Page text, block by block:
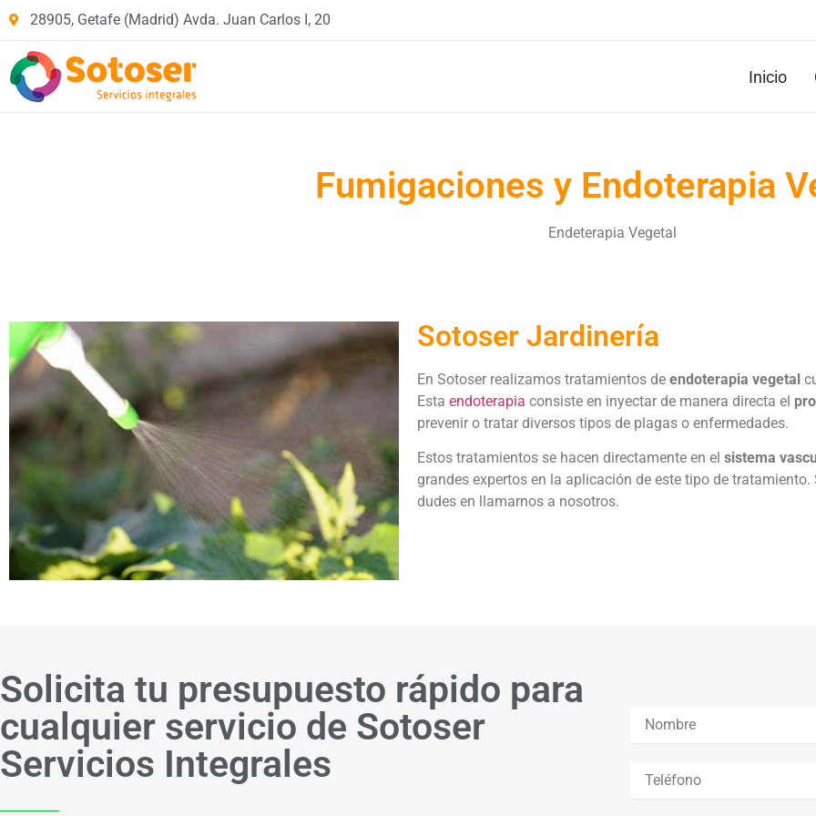
28905, Getafe (Madrid) Avda. Juan Carlos I, 20
Inicio
Fumigaciones y Endoterapia
Endeterapia Vegetal
Sotoser Jardinería
En Sotoser realizamos tratamientos de endoterapia vegetal
Esta endoterapia consiste en inyectar de manera directa el
prevenir o tratar diversos tipos de plagas o enfermedades.
Estos tratamientos se hacen directamente en el sistema
grandes expertos en la aplicación de este tipo de
dudes en llamarnos a nosotros.
Solicita tu presupuesto rápido para
cualquier servicio de Sotoser
Servicios Integrales